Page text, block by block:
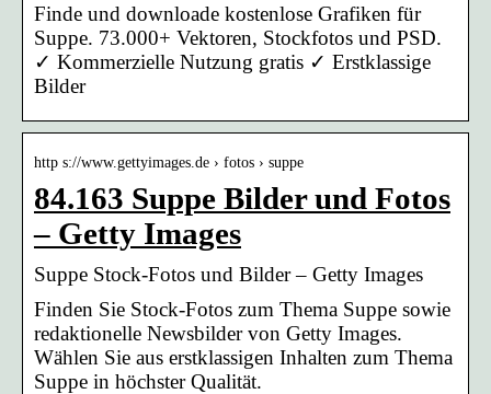
Finde und downloade kostenlose Grafiken für
Suppe. 73.000+ Vektoren, Stockfotos und PSD.
✓ Kommerzielle Nutzung gratis ✓ Erstklassige
Bilder
http s://www.gettyimages.de › fotos › suppe
84.163 Suppe Bilder und Fotos
– Getty Images
Suppe Stock-Fotos und Bilder – Getty Images
Finden Sie Stock-Fotos zum Thema Suppe sowie
redaktionelle Newsbilder von Getty Images.
Wählen Sie aus erstklassigen Inhalten zum Thema
Suppe in höchster Qualität.